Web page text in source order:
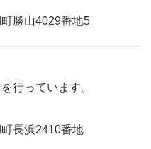
勝山4029番地5
行っています。
長浜2410番地